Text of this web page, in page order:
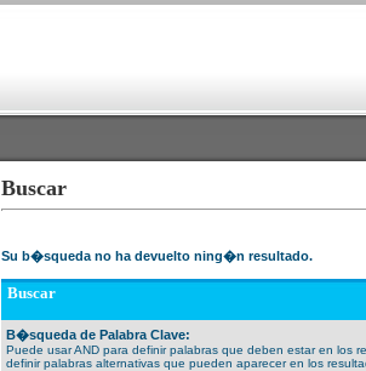
Buscar
Su b�squeda no ha devuelto ning�n resultado.
Buscar
B�squeda de Palabra Clave:
Puede usar AND para definir palabras que deben estar en los
definir palabras alternativas que pueden aparecer en los